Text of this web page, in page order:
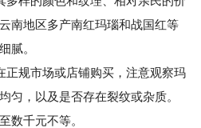
南地区多产南红玛瑙和战国红等
腻。
规市场或店铺购买，注意观察玛
匀，以及是否存在裂纹或杂质。
数千元不等。